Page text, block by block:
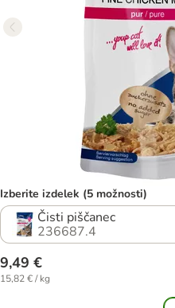
Izberite izdelek (5 možnosti)
Čisti piščanec
236687.4
9,49 €
15,82 € / kg